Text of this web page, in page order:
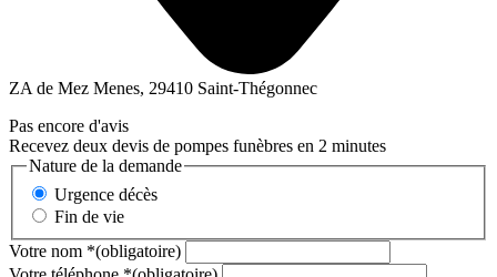
ZA de Mez Menes, 29410 Saint-Thégonnec
Pas encore d'avis
Recevez deux devis de pompes funèbres en 2 minutes
Nature de la demande
Urgence décès
Fin de vie
Votre nom *(obligatoire)